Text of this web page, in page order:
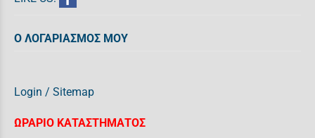
Ο ΛΟΓΑΡΙΑΣΜΟΣ ΜΟΥ
Login / Sitemap
ΩΡΑΡΙΟ ΚΑΤΑΣΤΗΜΑΤΟΣ